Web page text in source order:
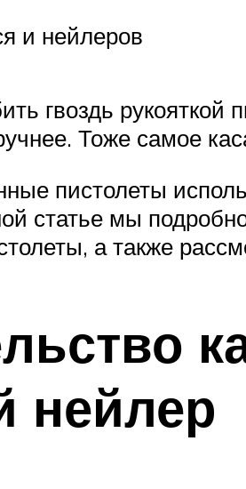
и нейлеров
гвоздь рукояткой
Тоже самое
пистолеты
статье мы
а также
нейлер